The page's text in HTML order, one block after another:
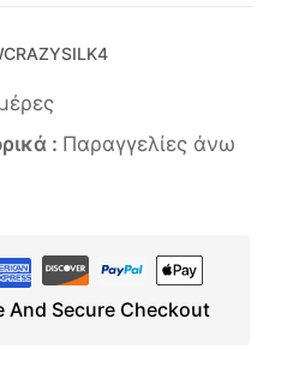
: Παραγγελίες άνω
And Secure Checkout